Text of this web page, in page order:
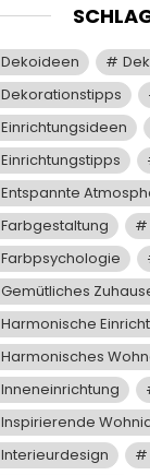
Dekoideen
Dekorationstipps
Einrichtungsideen
Einrichtungstipps
Entspannte
Farbgestaltung
Farbpsychologie
Gemütliches
Harmonische
Harmonisches
Inneneinrichtung
Inspirierende
Interieurdesign